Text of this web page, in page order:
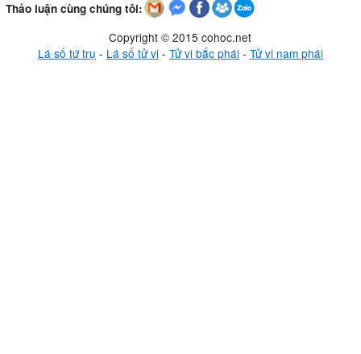
Thảo luận cùng chúng tôi:
Copyright © 2015 cohoc.net
Lá số tứ trụ - Lá số tử vi- Tử vi bắc phái- Tử vi nam phái